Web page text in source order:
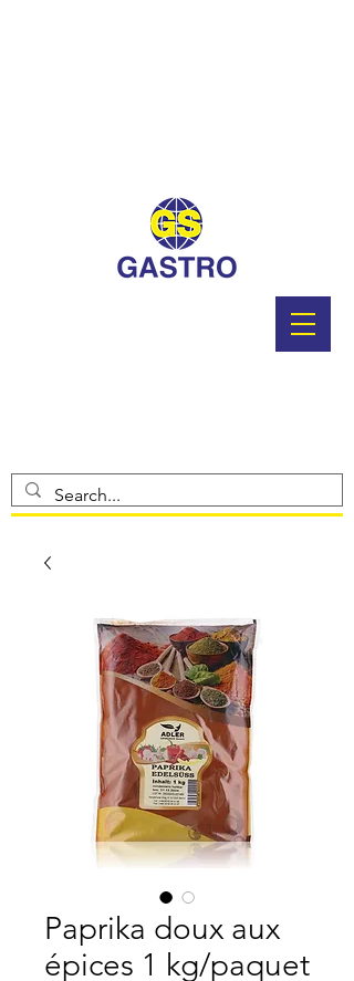
Paprika doux aux
épices 1 kg/paquet